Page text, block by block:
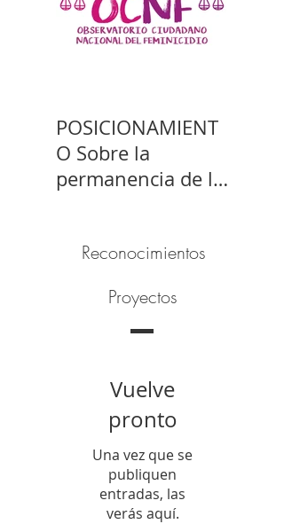
POSICIONAMIENT
O Sobre la
permanencia de la
Reconocimientos
Proyectos
Vuelve
pronto
Una vez que se
publiquen
entradas, las
verás aquí.